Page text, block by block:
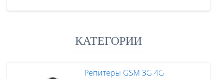
КАТЕГОРИИ
Репитеры GSM 3G 4G